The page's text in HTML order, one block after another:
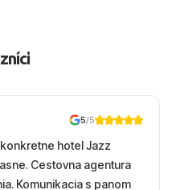
5/5
hotel Jazz
Cestovna agentura
Komunikacia s panom